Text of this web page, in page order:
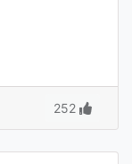
252